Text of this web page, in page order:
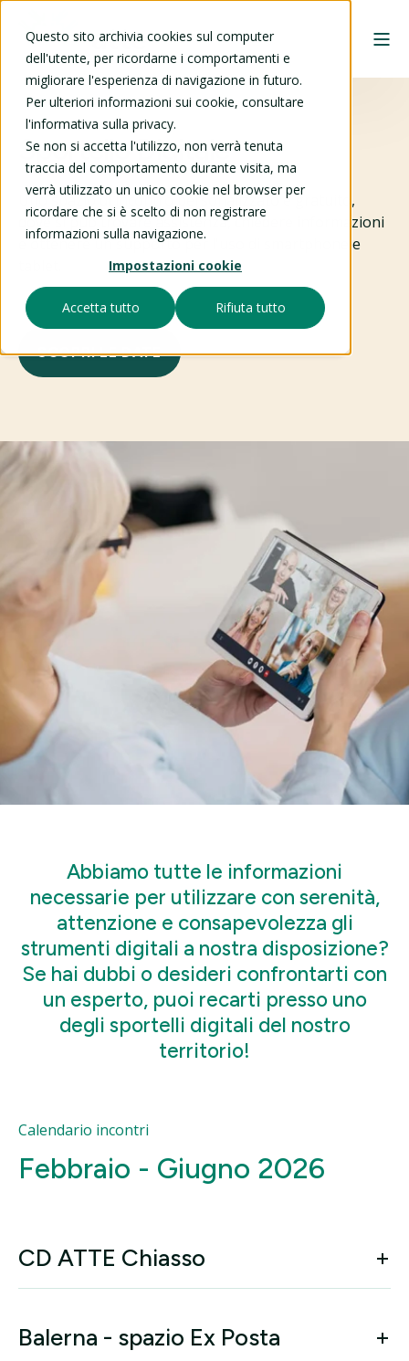
Questo sito archivia cookies sul computer
dell'utente, per ricordarne i comportamenti e
migliorare l'esperienza di navigazione in futuro.
Per ulteriori informazioni sui cookie, consultare
l'informativa sulla privacy.
Se non si accetta l'utilizzo, non verrà tenuta
traccia del comportamento durante visita, ma
verrà utilizzato un unico cookie nel browser per
ricordare che si è scelto di non registrare
informazioni sulla navigazione.
Impostazioni cookie
Accetta tutto Rifiuta tutto
Sportello Digitale
Uno spazio di incontro personalizzato e gratuito,
dove si può trovare assistenza, chiedere informazioni
e ottenere un supporto per l'uso di smartphone e
SCOPRI LE DATE
Abbiamo tutte le informazioni
necessarie per utilizzare con serenità,
attenzione e consapevolezza gli
strumenti digitali a nostra disposizione?
Se hai dubbi o desideri confrontarti con
un esperto, puoi recarti presso uno
degli sportelli digitali del nostro
territorio!
Calendario incontri
Febbraio - Giugno 2026
CD ATTE Chiasso
Balerna - spazio Ex Posta